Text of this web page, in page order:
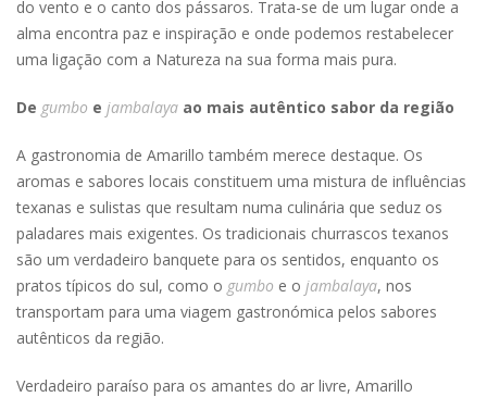
do vento e o canto dos pássaros. Trata-se de um lugar onde a
alma encontra paz e inspiração e onde podemos restabelecer
uma ligação com a Natureza na sua forma mais pura.
De gumbo e jambalaya ao mais autêntico sabor da região
A gastronomia de Amarillo também merece destaque. Os
aromas e sabores locais constituem uma mistura de influências
texanas e sulistas que resultam numa culinária que seduz os
paladares mais exigentes. Os tradicionais churrascos texanos
são um verdadeiro banquete para os sentidos, enquanto os
pratos típicos do sul, como o gumbo e o jambalaya, nos
transportam para uma viagem gastronómica pelos sabores
autênticos da região.
Verdadeiro paraíso para os amantes do ar livre, Amarillo